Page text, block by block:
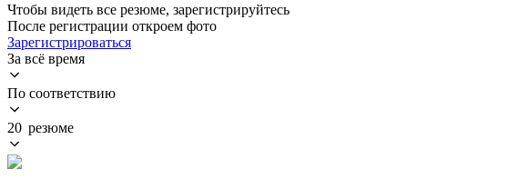
Чтобы видеть все резюме, зарегистрируйтесь
После регистрации откроем фото
Зарегистрироваться
За всё время
По соответствию
20 резюме